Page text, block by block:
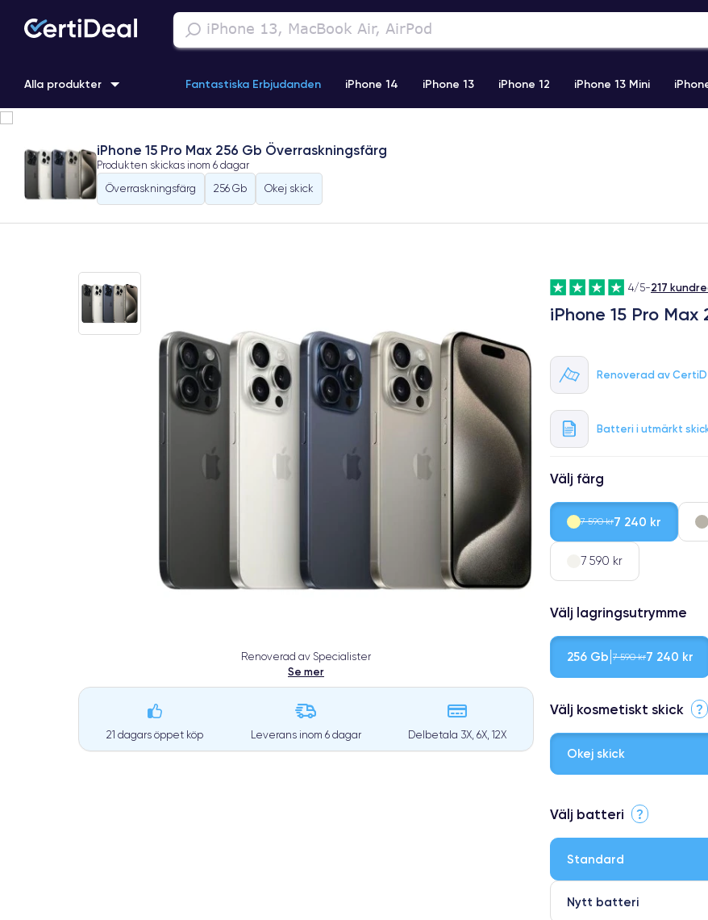
Alla produkter Fantastiska Erbjudanden iPhone 14 iPhone 13 iPhone 12 iPhone 13 Mini
iPhone 11 Pro iPhone 15 Pro
iPhone 15 Pro Max 256 Gb Överraskningsfärg
Produkten skickas inom 6 dagar
Överraskningsfärg
256 Gb Okej skick
Renoverad av Specialister
Se mer
21 dagars öppet köp Leverans inom 6 dagar Delbetala 3X, 6X, 12X
4/5-217
iPhone 15 Pro
Renoverad av
Batteri i utmärkt
Välj färg
7 590 kr7 240 kr
7 590 kr
Välj lagringsutrymme
256 Gb 7 590 kr7 240 kr
Välj kosmetiskt skick ?
Okej skick
⭐ Premium
Välj batteri ?
Standard
Nytt batteri